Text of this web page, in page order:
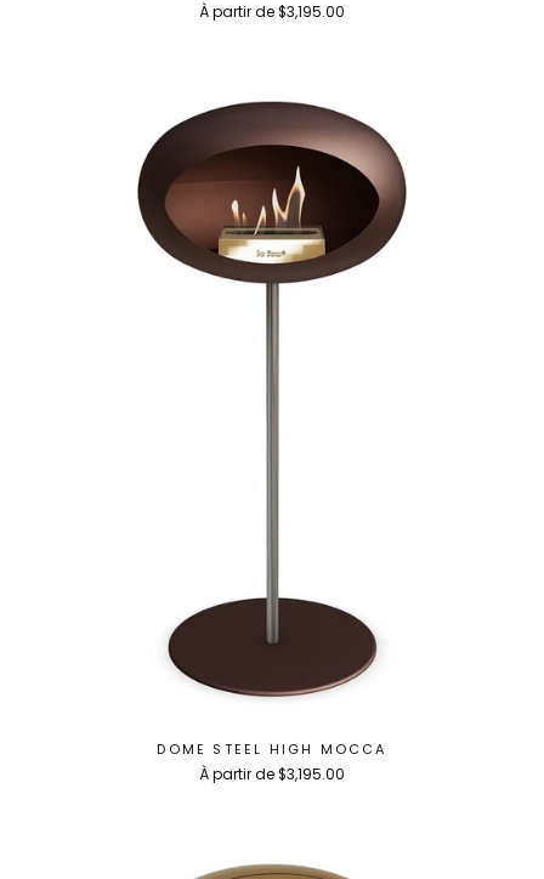
À partir de $3,195.00
DOME STEEL HIGH MOCCA
À partir de $3,195.00